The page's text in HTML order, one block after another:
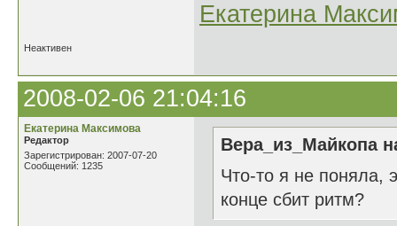
Екатерина
Неактивен
2008-02-06 21:04:16
Екатерина Максимова
Редактор
Зарегистрирован: 2007-07-20
Сообщений: 1235
Вера_из_Майкопа
Что-то я не поняла,
конце сбит ритм?